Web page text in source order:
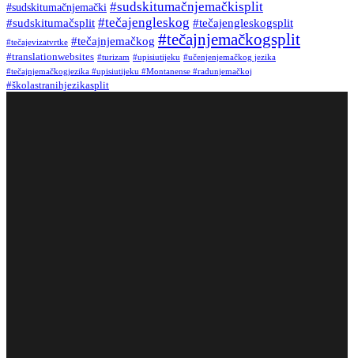
#sudskitumačnjemački #sudskitumačnjemačkisplit
#sudskitumačsplit #tečajengleskog #tečajengleskogsplit
#tečajevizatvrtke #tečajnjemačkog #tečajnjemačkogsplit
#translationwebsites #turizam #upisiutijeku #učenjenjemačkog jezika
#tečajnjemačkogjezika #upisiutijeku #Montanense #radunjemačkoj
#školastranihjezikasplit